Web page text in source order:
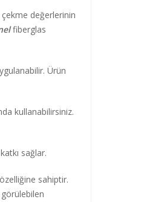
çekme değerlerinin
fiberglas
Ürün
kullanabilirsiniz.
sağlar.
sahiptir.